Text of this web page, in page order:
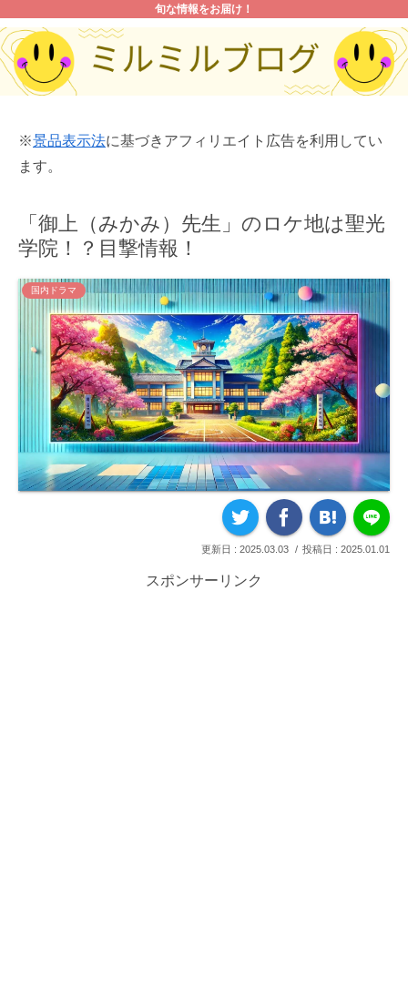
旬な情報をお届け！
※景品表示法に基づきアフィリエイト広告を利用してい
ます。
「御上（みかみ）先生」のロケ地は聖光
学院！？目撃情報！
国内ドラマ
2025.03.03 2025.01.01
スポンサーリンク